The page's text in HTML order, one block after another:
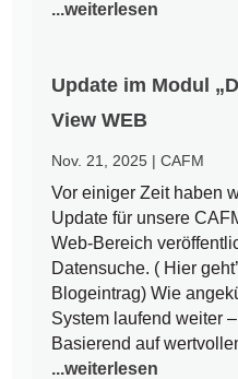
...weiterlesen
Update im Modul
View WEB
Nov. 21, 2025 |CAFM
Vor einiger Zeit haben
Update für unsere
Web-Bereich
Datensuche. ( Hier
Blogeintrag) Wie
System laufend weiter
Basierend auf
...weiterlesen